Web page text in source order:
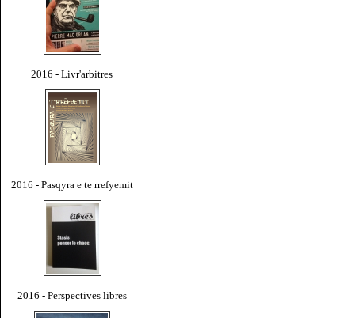
2016 - Livr'arbitres
2016 - Pasqyra e te rrefyemit
2016 - Perspectives libres